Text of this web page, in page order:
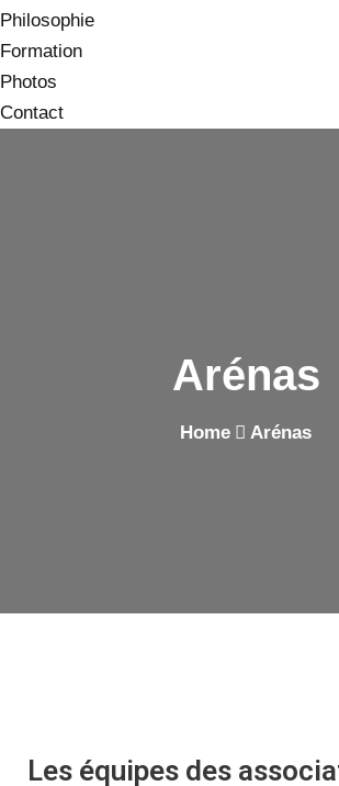
Philosophie
Formation
Photos
Contact
Arénas
Home Arénas
Les équipes des